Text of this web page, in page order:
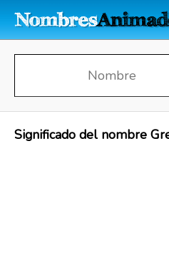
Significado del nombre